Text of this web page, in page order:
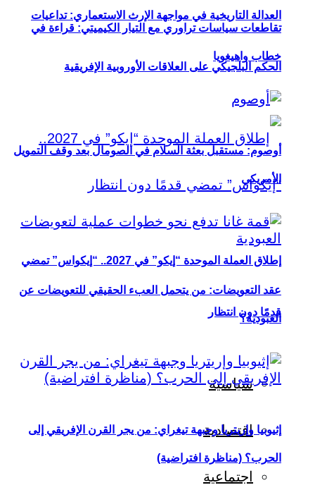
العدالة التاريخية في مواجهة الإرث الاستعماري: تداعيات
الحكم البلجيكي على العلاقات الأوروبية الإفريقية
إطلاق العملة الموحدة “إيكو” في 2027.. “إيكواس” تمضي
قدمًا دون انتظار
سياسية
اقتصادية
اجتماعية
تقاطعات سياسات تراوري مع التيار الكيميتي: قراءة في
خطاب واهيغويا
أوصوم: مستقبل بعثة السلام في الصومال بعد وقف التمويل
الأمريكي
عقد التعويضات: من يتحمل العبء الحقيقي للتعويضات عن
العبودية؟
إثيوبيا وإريتريا وجبهة تيغراي: من يجر القرن الإفريقي إلى
الحرب؟ (مناظرة افتراضية)